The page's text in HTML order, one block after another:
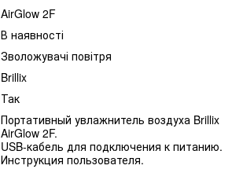
AirGlow 2F
В наявності
Зволожувачі повітря
Brillix
Так
Портативный увлажнитель воздуха Brillix
AirGlow 2F.
USB-кабель для подключения к питанию.
Инструкция пользователя.